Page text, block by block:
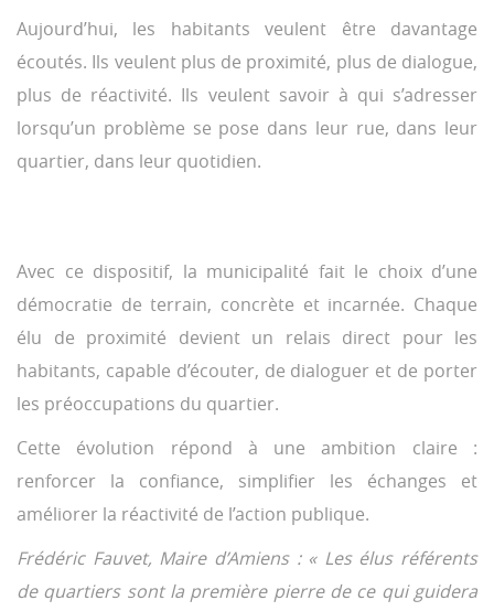
Aujourd’hui, les habitants veulent être davantage
écoutés. Ils veulent plus de proximité, plus de dialogue,
plus de réactivité. Ils veulent savoir à qui s’adresser
lorsqu’un problème se pose dans leur rue, dans leur
quartier, dans leur quotidien.
Avec ce dispositif, la municipalité fait le choix d’une
démocratie de terrain, concrète et incarnée. Chaque
élu de proximité devient un relais direct pour les
habitants, capable d’écouter, de dialoguer et de porter
les préoccupations du quartier.
Cette évolution répond à une ambition claire :
renforcer la confiance, simplifier les échanges et
améliorer la réactivité de l’action publique.
Frédéric Fauvet, Maire d’Amiens : « Les élus référents
de quartiers sont la première pierre de ce qui guidera